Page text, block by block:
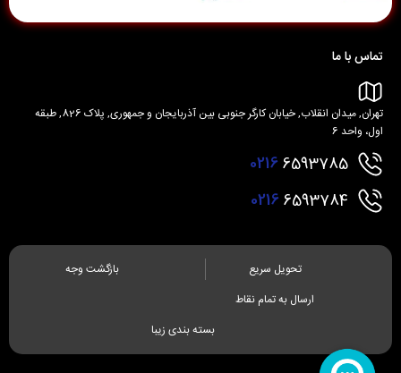
تماس با ما
تهران, میدان انقلاب, خیابان کارگر جنوبی بین آذربایجان و جمهوری, پلاک 826, طبقه
اول، واحد 6
02166593785
02166593784
تحویل سریع
بازگشت وجه
ارسال به تمام نقاط
بسته بندی زیبا